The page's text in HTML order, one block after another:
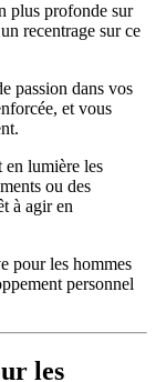
plus profonde sur
recentrage sur ce
passion dans vos
et vous
en lumière les
ou des
à agir en
pour les hommes
personnel
les